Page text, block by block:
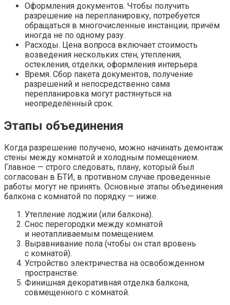
Оформления документов. Чтобы получить
разрешение на перепланировку, потребуется
обращаться в многочисленные инстанции, причём
иногда не по одному разу.
Расходы. Цена вопроса включает стоимость
возведения нескольких стен, утепления,
остекления, отделки, оформления интерьера.
Время. Сбор пакета документов, получение
разрешений и непосредственно сама
перепланировка могут растянуться на
неопределённый срок.
Этапы объединения
Когда разрешение получено, можно начинать демонтаж
стены между комнатой и холодным помещением.
Главное — строго следовать, плану, который был
согласован в БТИ, в противном случае проведенные
работы могут не принять. Основные этапы объединения
балкона с комнатой по порядку — ниже.
Утепление лоджии (или балкона).
Снос перегородки между комнатой
и неотапливаемым помещением.
Выравнивание пола (чтобы он стал вровень
с комнатой).
Устройство электричества на освобожденном
пространстве.
Финишная декоративная отделка балкона,
совмещенного с комнатой.